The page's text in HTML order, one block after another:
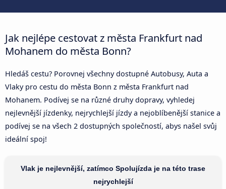
Jak nejlépe cestovat z města Frankfurt nad
Mohanem do města Bonn?
Hledáš cestu? Porovnej všechny dostupné Autobusy, Auta a
Vlaky pro cestu do města Bonn z města Frankfurt nad
Mohanem. Podívej se na různé druhy dopravy, vyhledej
nejlevnější jízdenky, nejrychlejší jízdy a nejoblíbenější stanice a
podívej se na všech 2 dostupných společností, abys našel svůj
ideální spoj!
Vlak je nejlevnější, zatímco Spolujízda je na této trase
nejrychlejší